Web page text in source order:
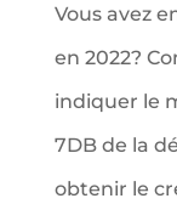
Vous avez
en 2022?
indiquer le
7DB de la
obtenir le